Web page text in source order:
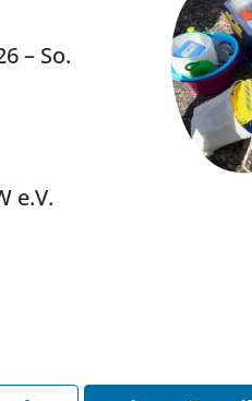
– So.
e.V.